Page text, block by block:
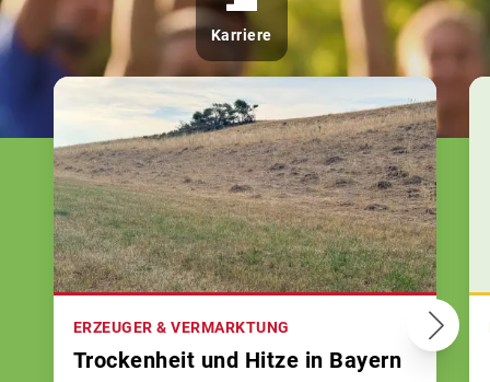
Karriere
ERZEUGER & VERMARKTUNG
Trockenheit und Hitze in Bayern